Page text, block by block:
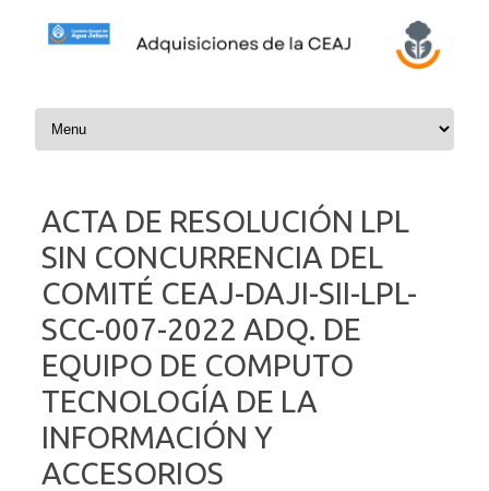
Skip to content
ACTA DE RESOLUCIÓN LPL
SIN CONCURRENCIA DEL
COMITÉ CEAJ-DAJI-SII-LPL-
SCC-007-2022 ADQ. DE
EQUIPO DE COMPUTO
TECNOLOGÍA DE LA
INFORMACIÓN Y
ACCESORIOS